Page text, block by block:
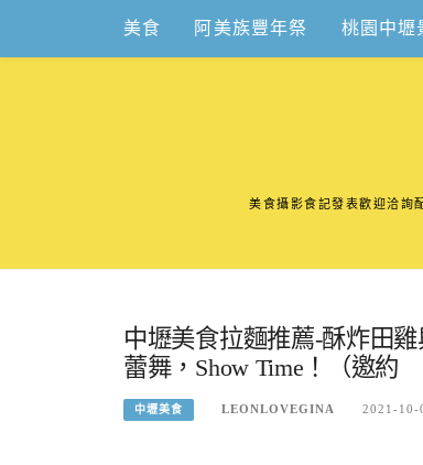
content
美食 阿美族豐年祭 桃園中壢
美食攝影食記發表歡迎洽詢
中壢美食拉麵推薦-酥炸田
蕾舞，Show Time！（邀約
中壢美食 LEONLOVEGINA 2021-10-